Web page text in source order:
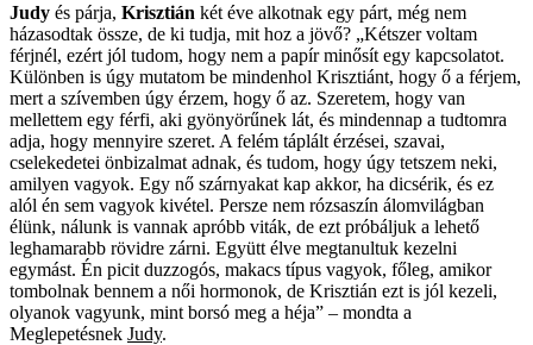
Judy és párja, Krisztián két éve alkotnak egy párt, még nem
házasodtak össze, de ki tudja, mit hoz a jövő? „Kétszer voltam
férjnél, ezért jól tudom, hogy nem a papír minősít egy kapcsolatot.
Különben is úgy mutatom be mindenhol Krisztiánt, hogy ő a férjem,
mert a szívemben úgy érzem, hogy ő az. Szeretem, hogy van
mellettem egy férfi, aki gyönyörűnek lát, és mindennap a tudtomra
adja, hogy mennyire szeret. A felém táplált érzései, szavai,
cselekedetei önbizalmat adnak, és tudom, hogy úgy tetszem neki,
amilyen vagyok. Egy nő szárnyakat kap akkor, ha dicsérik, és ez
alól én sem vagyok kivétel. Persze nem rózsaszín álomvilágban
élünk, nálunk is vannak apróbb viták, de ezt próbáljuk a lehető
leghamarabb rövidre zárni. Együtt élve megtanultuk kezelni
egymást. Én picit duzzogós, makacs típus vagyok, főleg, amikor
tombolnak bennem a női hormonok, de Krisztián ezt is jól kezeli,
olyanok vagyunk, mint borsó meg a héja” – mondta a
Meglepetésnek Judy.